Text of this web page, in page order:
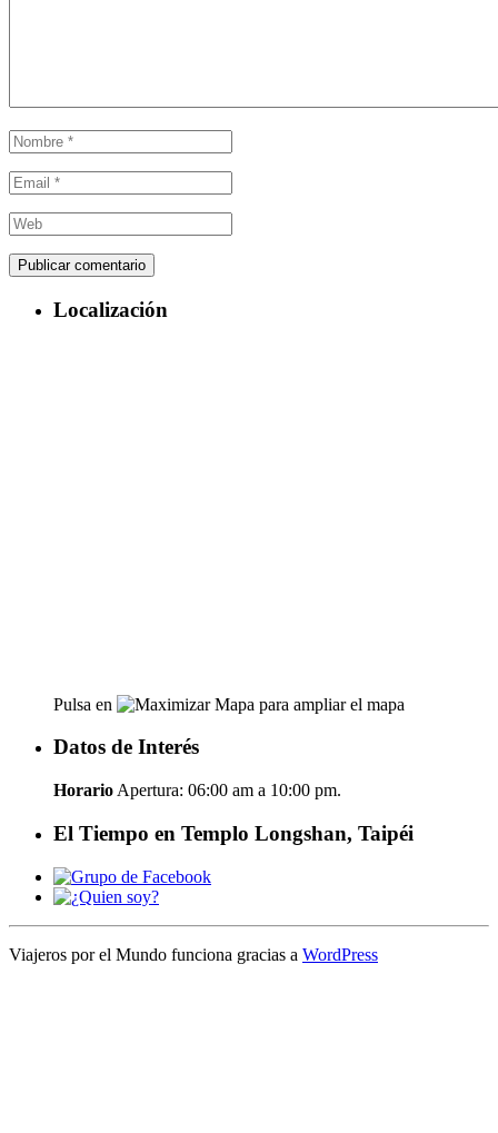
Localización
Pulsa en para ampliar el mapa
Datos de Interés
Horario Apertura: 06:00 am a 10:00 pm.
El Tiempo en Templo Longshan, Taipéi
Viajeros por el Mundo funciona gracias a WordPress